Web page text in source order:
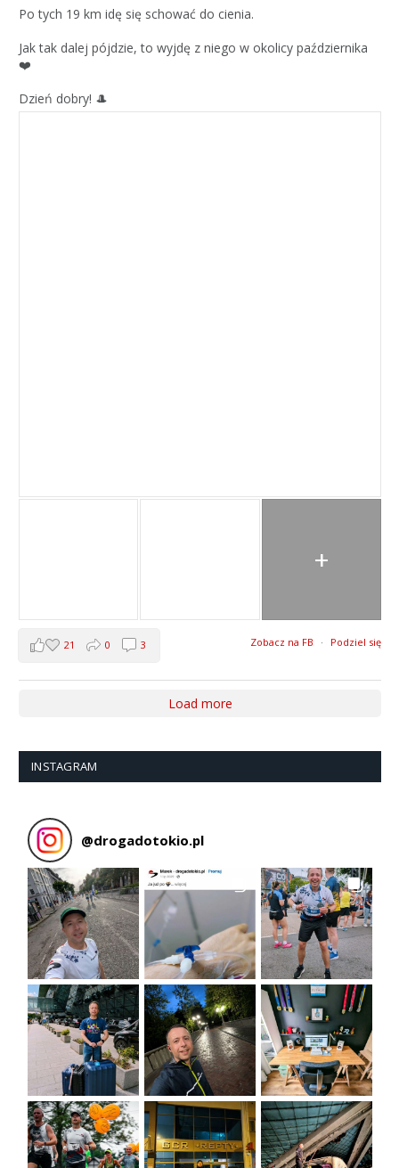
Po tych 19 km idę się schować do cienia.
Jak tak dalej pójdzie, to wyjdę z niego w okolicy października
❤️
Dzień dobry! 🎩
+
Zobacz na FB · Podziel się
21 0 3
Load more
INSTAGRAM
@drogadotokio.pl